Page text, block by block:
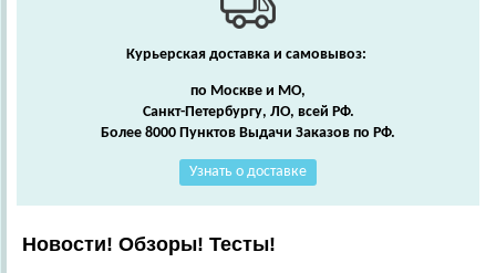
Курьерская доставка и самовывоз:
по Москве и МО,
Санкт-Петербургу, ЛО, всей РФ.
Более 8000 Пунктов Выдачи Заказов по РФ.
Узнать о доставке
Новости! Обзоры! Тесты!